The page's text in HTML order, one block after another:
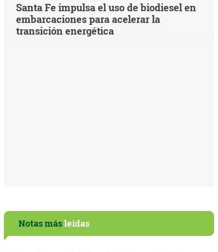
Santa Fe impulsa el uso de biodiesel en
embarcaciones para acelerar la
transición energética
Notas másleídas